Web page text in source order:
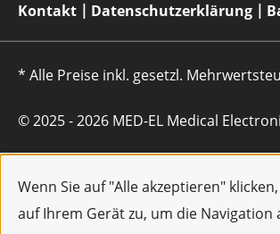
Wenn Sie auf "Alle akzeptieren"
auf Ihrem Gerät zu, um die
Kontakt Datenschutzerklärung
* Alle Preise inkl. gesetzl.
© 2025 - 2026 MED-EL Medical